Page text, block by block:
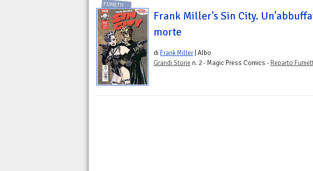
FUMETTI
Frank Miller's Sin City.
morte
di Frank Miller| Albo
Grandi Storie n. 2 - Magic Press Comics - Reparto